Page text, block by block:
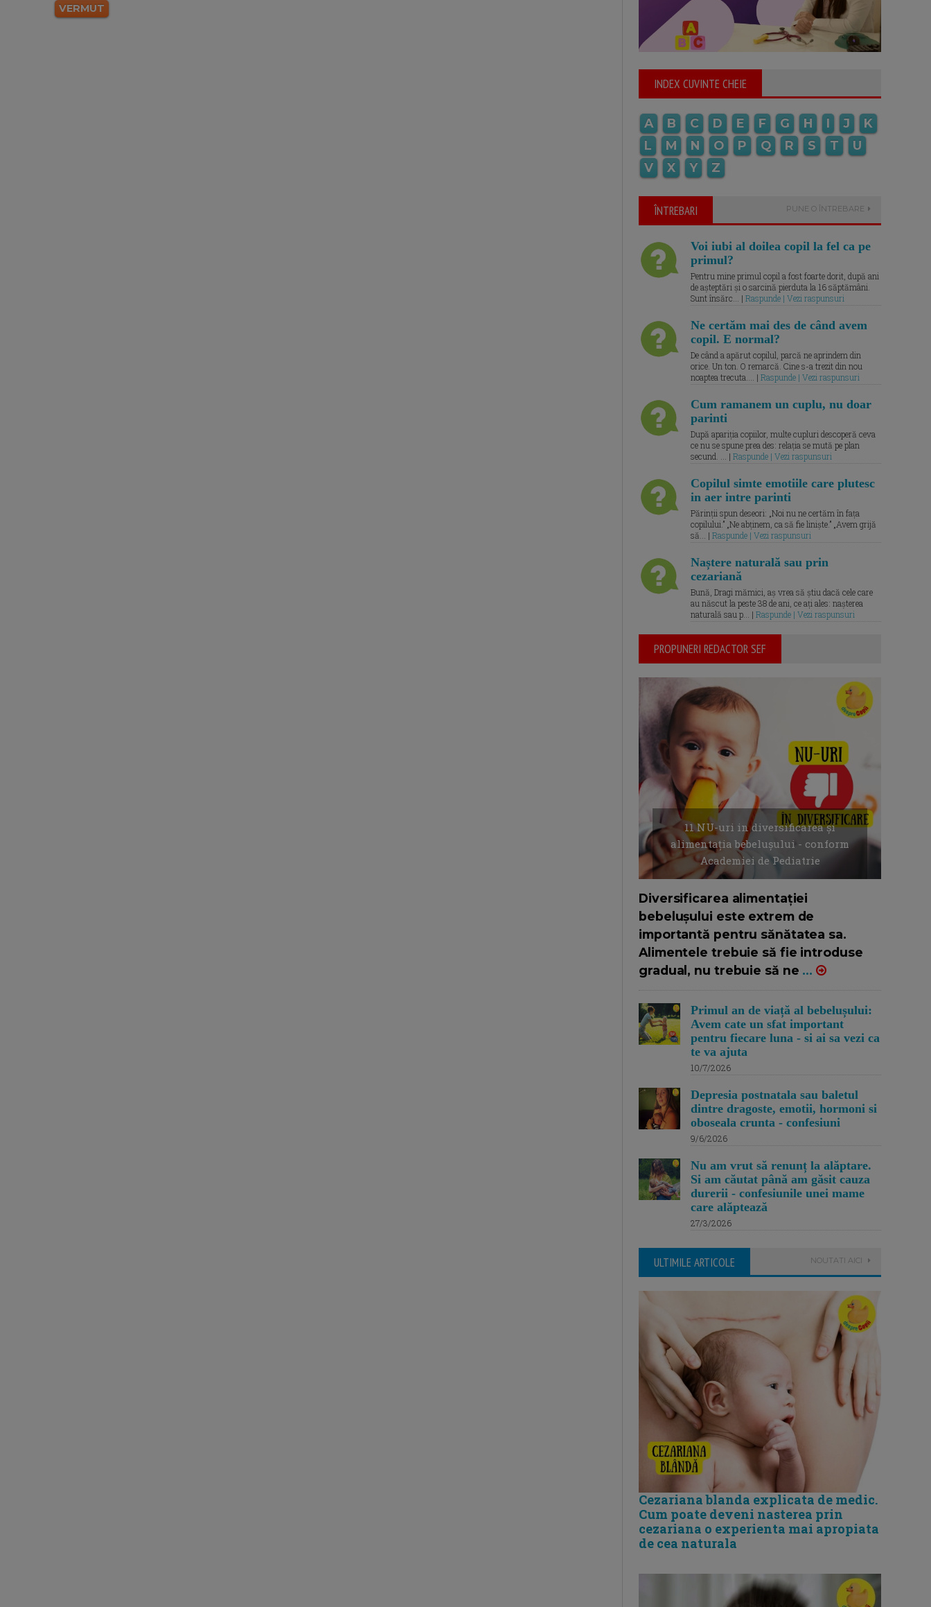
VERMUT
INDEX CUVINTE CHEIE
A B C D E F G H I J
K
L
M N O P Q R S T
U
V
X Y Z
ÎNTREBARI PUNE O ÎNTREBARE
Voi iubi al doilea copil la fel ca pe
primul?
Pentru mine primul copil a fost foarte dorit, după ani
de așteptări și o sarcină pierduta la 16 săptămâni.
Sunt însărc... | Raspunde | Vezi raspunsuri
Ne certăm mai des de când avem
copil. E normal?
De când a apărut copilul, parcă ne aprindem din
orice. Un ton. O remarcă. Cine s-a trezit din nou
noaptea trecuta.... | Raspunde | Vezi raspunsuri
Cum ramanem un cuplu, nu doar
parinti
După apariția copiilor, multe cupluri descoperă ceva
ce nu se spune prea des: relația se mută pe plan
secund. ... | Raspunde | Vezi raspunsuri
Copilul simte emotiile care plutesc
in aer intre parinti
Părinții spun deseori: „Noi nu ne certăm în fața
copilului.” „Ne abținem, ca să fie liniște.” „Avem grijă
să... | Raspunde | Vezi raspunsuri
Naștere naturală sau prin
cezariană
Bună, Dragi mămici, aș vrea să știu dacă cele care
au născut la peste 38 de ani, ce ați ales: nașterea
naturală sau p... | Raspunde | Vezi raspunsuri
PROPUNERI REDACTOR SEF
11 NU-uri in diversificarea și
alimentația bebelușului - conform
Academiei de Pediatrie
Diversificarea alimentației
bebelușului este extrem de
importantă pentru sănătatea sa.
Alimentele trebuie să fie introduse
gradual, nu trebuie să ne ...
Primul an de viață al bebelușului:
Avem cate un sfat important
pentru fiecare luna - si ai sa vezi ca
te va ajuta
10/7/2026
Depresia postnatala sau baletul
dintre dragoste, emotii, hormoni si
oboseala crunta - confesiuni
9/6/2026
Nu am vrut să renunț la alăptare.
Si am căutat până am găsit cauza
durerii - confesiunile unei mame
care alăptează
27/3/2026
ULTIMILE ARTICOLE NOUTATI AICI
Cezariana blanda explicata de medic.
Cum poate deveni nasterea prin
cezariana o experienta mai apropiata
de cea naturala